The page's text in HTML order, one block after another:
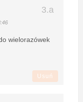
wielorazówek
Usuń